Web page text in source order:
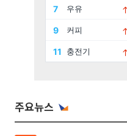
주요뉴스